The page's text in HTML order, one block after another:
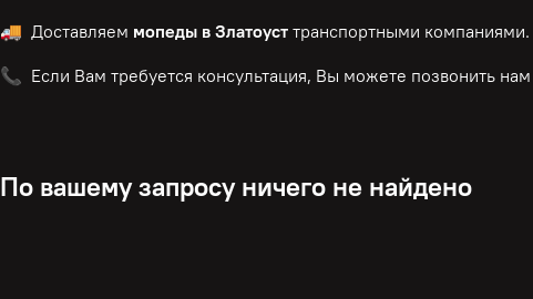
🚚 Доставляем мопеды в Златоусттранспортными
📞 Если Вам требуется консультация, Вы можете позвонить
По вашему запросу ничего не найдено